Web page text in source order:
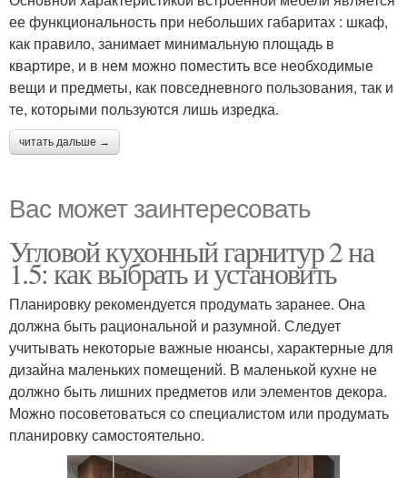
ее функциональность при небольших габаритах : шкаф,
как правило, занимает минимальную площадь в
квартире, и в нем можно поместить все необходимые
вещи и предметы, как повседневного пользования, так и
те, которыми пользуются лишь изредка.
читать дальше →
Вас может заинтересовать
Угловой кухонный гарнитур 2 на
1.5: как выбрать и установить
Планировку рекомендуется продумать заранее. Она
должна быть рациональной и разумной. Следует
учитывать некоторые важные нюансы, характерные для
дизайна маленьких помещений. В маленькой кухне не
должно быть лишних предметов или элементов декора.
Можно посоветоваться со специалистом или продумать
планировку самостоятельно.